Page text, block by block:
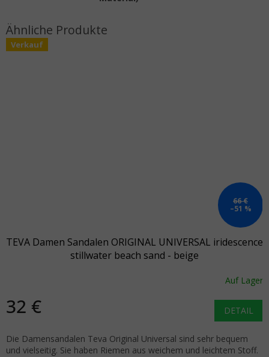
Verkauf
66 €
–51 %
TEVA Damen Sandalen ORIGINAL UNIVERSAL iridescence
stillwater beach sand - beige
Auf Lager
32 € DETAIL
Die Damensandalen Teva Original Universal sind sehr bequem
und vielseitig. Sie haben Riemen aus weichem und leichtem Stoff.